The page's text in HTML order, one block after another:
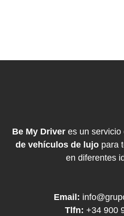
Be My Driver es un servicio
de vehículos de lujo para
en diferentes
Email:
Tlfn: +34 900